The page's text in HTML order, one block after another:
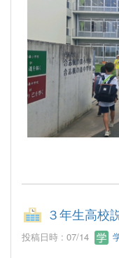
３年生高校
投稿日時 : 07/14